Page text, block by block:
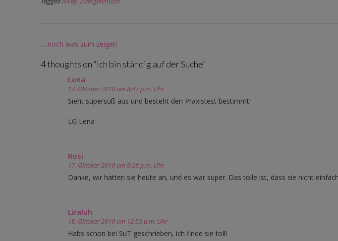
Post
….noch was zum zeigen
4 thoughts on “Ich bin ständig auf der Suche”
Lena
17. Oktober 2010 um 8:47 p.m. Uhr
Sieht supersüß aus und besteht den Praxistest bestimmt!
LG Lena
Rosi
17. Oktober 2010 um 9:28 p.m. Uhr
Danke, wir hatten sie heute an, und es war super. Das tolle ist, dass sie nicht
Liraluh
18. Oktober 2010 um 12:55 p.m. Uhr
Habs schon bei SuT geschrieben, ich finde sie toll!